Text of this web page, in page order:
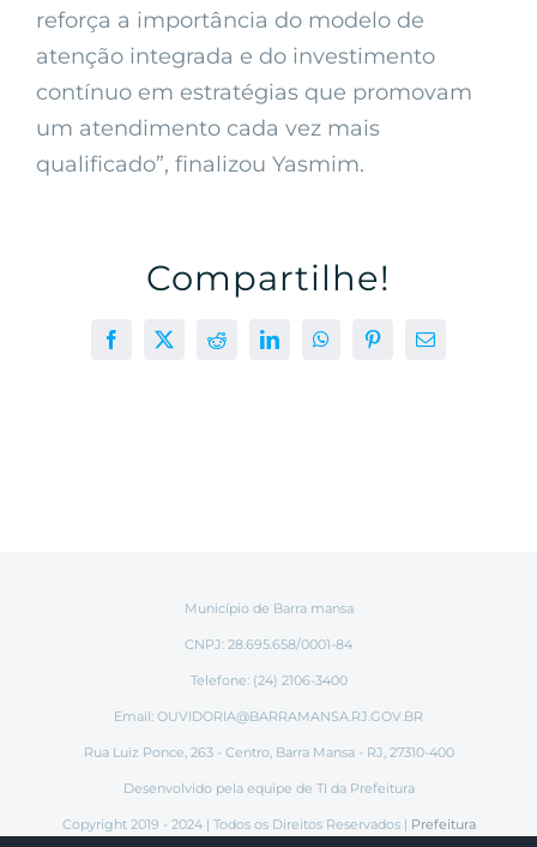
reforça a importância do modelo de
atenção integrada e do investimento
contínuo em estratégias que promovam
um atendimento cada vez mais
qualificado”, finalizou Yasmim.
Compartilhe!
Facebook
X RedditLinkedInWhatsAppPinterest
E-
Município de Barra mansa
CNPJ: 28.695.658/0001-84
Telefone: (24) 2106-3400
Email: OUVIDORIA@BARRAMANSA.RJ.GOV.BR
Rua Luiz Ponce, 263 - Centro, Barra Mansa - RJ, 27310-400
Desenvolvido pela equipe de TI da Prefeitura
Copyright 2019 - 2024 | Todos os Direitos Reservados | Prefeitura